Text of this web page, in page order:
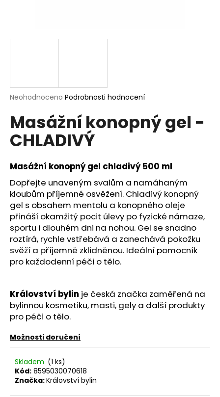
Průměrné
produktu
je
0,0
z
hvězdiček.
Neohodnoceno Podrobnosti hodnocení
Masážní konopný gel -
CHLADIVÝ
Masážní konopný gel chladivý 500 ml
Dopřejte unaveným svalům a namáhaným
kloubům příjemné osvěžení. Chladivý konopný
gel s obsahem mentolu a konopného oleje
přináší okamžitý pocit úlevy po fyzické námaze,
sportu i dlouhém dni na nohou. Gel se snadno
roztírá, rychle vstřebává a zanechává pokožku
svěží a příjemně zklidněnou. Ideální pomocník
pro každodenní péči o tělo.
Království bylin je česká značka zaměřená na
bylinnou kosmetiku, masti, gely a další produkty
pro péči o tělo.
Možnosti doručení
Skladem (1 ks)
Kód: 8595030070618
Značka:Království bylin
í
HLEDAT
o
p
o
r
u
č
u
j
e
m
LIO
POD
PASSION
59
Kč
Původně:
99
Kč